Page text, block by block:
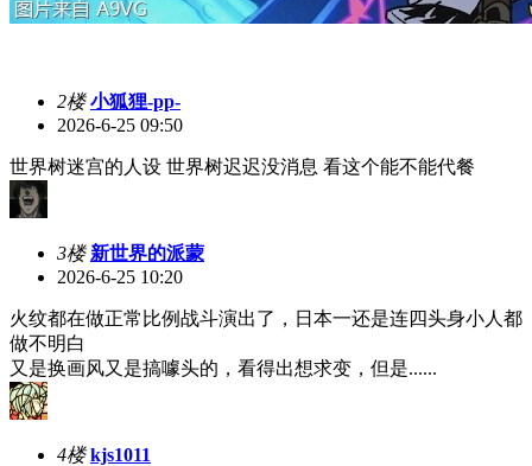
2楼 小狐狸-pp-
2026-6-25 09:50
世界树迷宫的人设 世界树迟迟没消息 看这个能不能代餐
3楼 新世界的派蒙
2026-6-25 10:20
火纹都在做正常比例战斗演出了，日本一还是连四头身小人都
做不明白
又是换画风又是搞噱头的，看得出想求变，但是......
4楼 kjs1011